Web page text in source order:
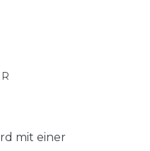
mit einer